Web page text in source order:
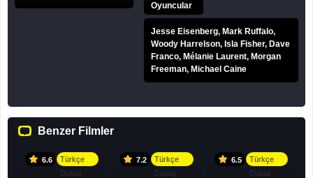
Oyuncular
Jesse Eisenberg, Mark Ruffalo,
Woody Harrelson, Isla Fisher, Dave
Franco, Mélanie Laurent, Morgan
Freeman, Michael Caine
Benzer Filmler
6.6
Türkçe
Dublaj
7.2
Türkçe
Dublaj
6.5
Türkçe
Dublaj